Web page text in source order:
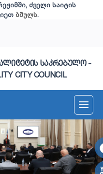
ძველი საიტის
ბმულს.
საკრებულო -
CITY COUNCIL